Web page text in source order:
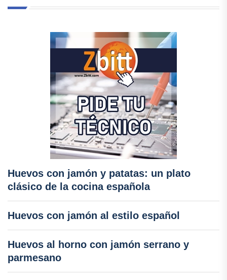
Huevos con jamón y patatas: un plato
clásico de la cocina española
Huevos con jamón al estilo español
Huevos al horno con jamón serrano y
parmesano